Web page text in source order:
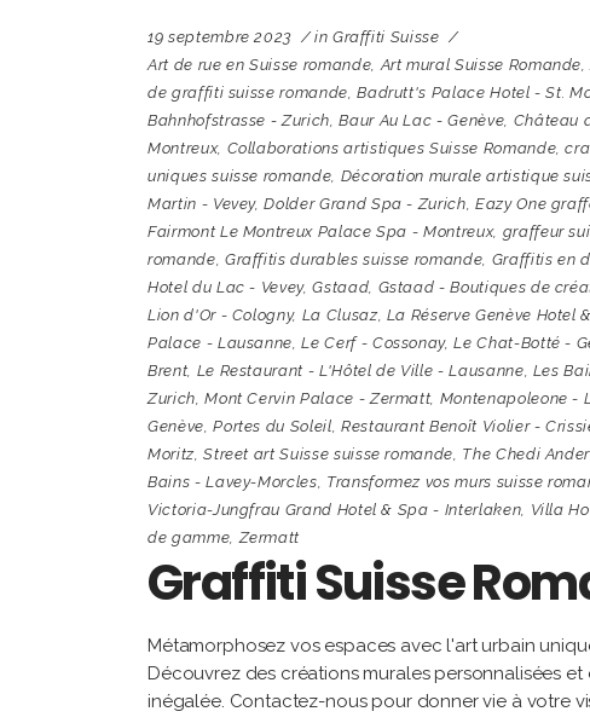
19 septembre 2023 in Graffiti Suisse
Art de rue en Suisse romande Art mural Suisse Romande
de graffiti suisse romande ,Badrutt's Palace Hotel - St.
Bahnhofstrasse - Zurich ,Baur Au Lac - Genève Château
Montreux, Collaborations artistiques Suisse Romande ,
uniques suisse romande Décoration murale artistique
Martin - Vevey,Dolder Grand Spa - Zurich Eazy One
Fairmont Le Montreux Palace Spa - Montreux, graffeur
romande Graffitis durables suisse romande Graffitis en
Hotel du Lac - Vevey,Gstaad Gstaad - Boutiques de
Lion d'Or - Cologny, La Clusaz, La Réserve Genève Hotel
Palace - Lausanne ,Le Cerf - Cossonay,Le Chat-Botté -
Brent Le Restaurant - L'Hôtel de Ville - Lausanne Les
Zurich ,Mont Cervin Palace - Zermatt Montenapoleone -
Genève ,Portes du Soleil Restaurant Benoît Violier -
Moritz,Street art Suisse suisse romande The Chedi
Bains - Lavey-Morcles Transformez vos murs suisse
Victoria-Jungfrau Grand Hotel & Spa - Interlaken Villa
de gamme Zermatt
Graffiti Suisse
Métamorphosez vos espaces avec l'art urbain
Découvrez des créations murales personnalisées
inégalée. Contactez-nous pour donner vie à votre